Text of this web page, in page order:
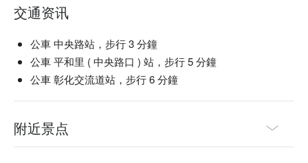
交通资讯
公車 中央路站，步行 3 分鐘
公車 平和里 ( 中央路口 ) 站，步行 5 分鐘
公車 彰化交流道站，步行 6 分鐘
附近景点